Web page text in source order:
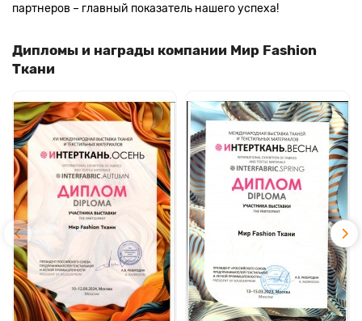
партнеров – главный показатель нашего успеха!
Дипломы и награды компании Мир Fashion
Ткани